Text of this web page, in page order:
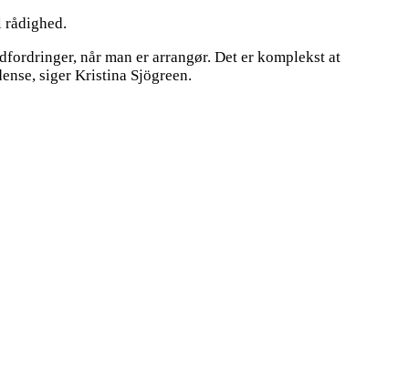
når man er arrangør. Det er komplekst at
siger Kristina Sjögreen.